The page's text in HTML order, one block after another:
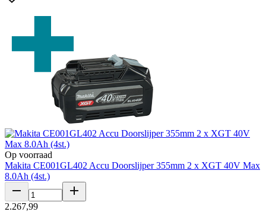
Op voorraad
Makita CE001GL402 Accu Doorslijper 355mm 2 x XGT 40V Max
8.0Ah (4st.)
2.267,99